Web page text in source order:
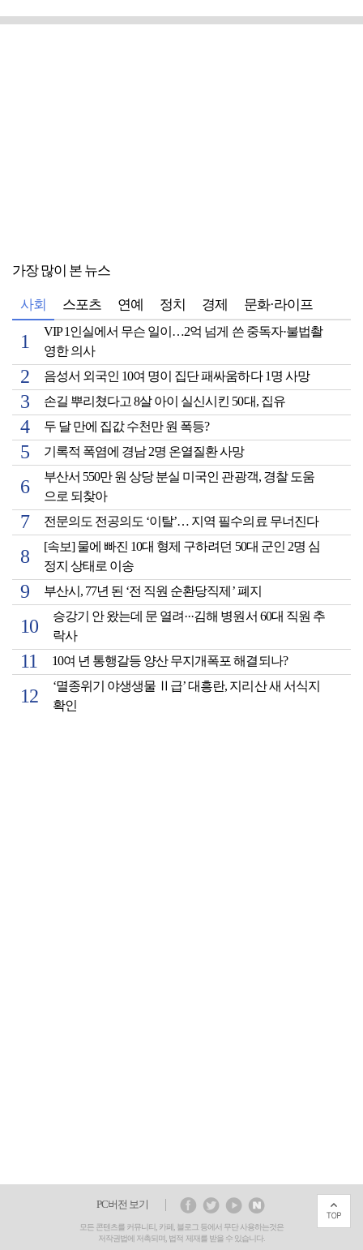
가장 많이 본 뉴스
사회 스포츠 연예 정치 경제 문화·라이프
VIP 1인실에서 무슨 일이…2억 넘게 쓴 중독자·불법촬
영한 의사
음성서 외국인 10여 명이 집단 패싸움하다 1명 사망
손길 뿌리쳤다고 8살 아이 실신시킨 50대, 집유
두 달 만에 집값 수천만 원 폭등?
기록적 폭염에 경남 2명 온열질환 사망
부산서 550만 원 상당 분실 미국인 관광객, 경찰 도움
으로 되찾아
전문의도 전공의도 ‘이탈’… 지역 필수의료 무너진다
[속보] 물에 빠진 10대 형제 구하려던 50대 군인 2명 심
정지 상태로 이송
부산시, 77년 된 ‘전 직원 순환당직제’ 폐지
승강기 안 왔는데 문 열려···김해 병원서 60대 직원 추
락사
10여 년 통행갈등 양산 무지개폭포 해결되나?
‘멸종위기 야생생물 Ⅱ급’ 대흥란, 지리산 새 서식지
확인
PC버전 보기
모든 콘텐츠를 커뮤니티, 카페, 블로그 등에서 무단 사용하는것은
저작권법에 저촉되며, 법적 제재를 받을 수 있습니다.